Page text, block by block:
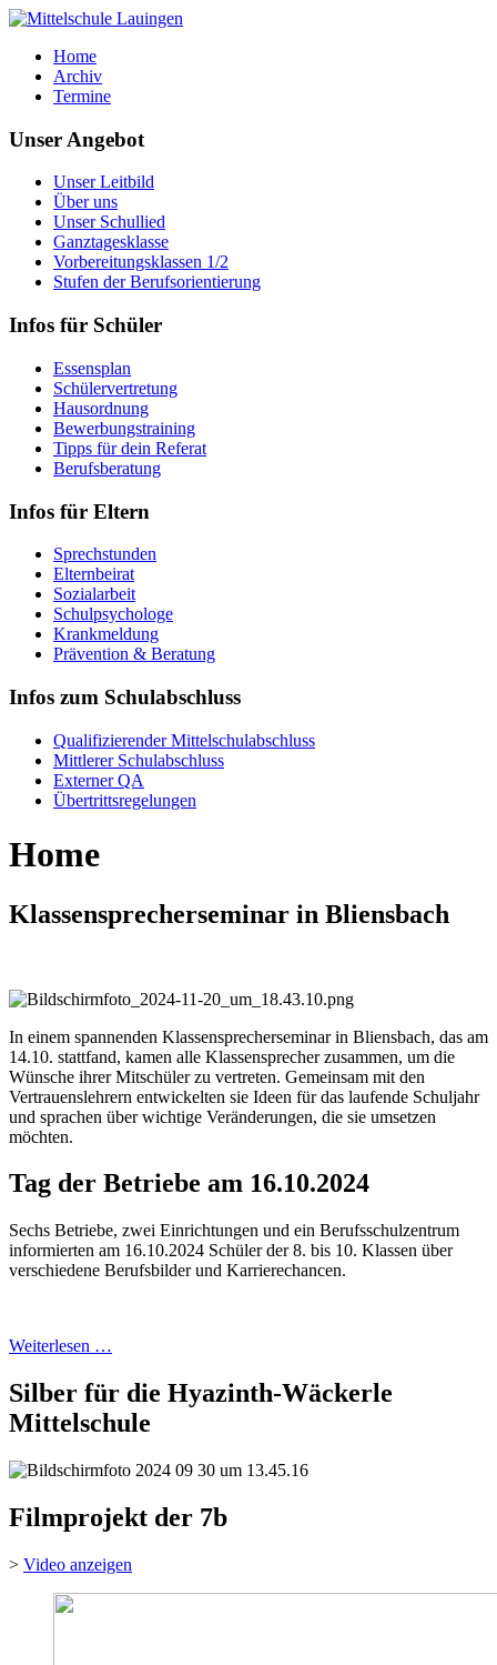
Home
Archiv
Termine
Unser Angebot
Unser Leitbild
Über uns
Unser Schullied
Ganztagesklasse
Vorbereitungsklassen 1/2
Stufen der Berufsorientierung
Infos für Schüler
Essensplan
Schülervertretung
Hausordnung
Bewerbungstraining
Tipps für dein Referat
Berufsberatung
Infos für Eltern
Sprechstunden
Elternbeirat
Sozialarbeit
Schulpsychologe
Krankmeldung
Prävention & Beratung
Infos zum Schulabschluss
Qualifizierender Mittelschulabschluss
Mittlerer Schulabschluss
Externer QA
Übertrittsregelungen
Home
Klassensprecherseminar in Bliensbach
In einem spannenden Klassensprecherseminar in Bliensbach, das am
14.10. stattfand, kamen alle Klassensprecher zusammen, um die
Wünsche ihrer Mitschüler zu vertreten. Gemeinsam mit den
Vertrauenslehrern entwickelten sie Ideen für das laufende Schuljahr
und sprachen über wichtige Veränderungen, die sie umsetzen
möchten.
Tag der Betriebe am 16.10.2024
Sechs Betriebe, zwei Einrichtungen und ein Berufsschulzentrum
informierten am 16.10.2024 Schüler der 8. bis 10. Klassen über
verschiedene Berufsbilder und Karrierechancen.
Weiterlesen …
Silber für die Hyazinth-Wäckerle
Mittelschule
Filmprojekt der 7b
> Video anzeigen